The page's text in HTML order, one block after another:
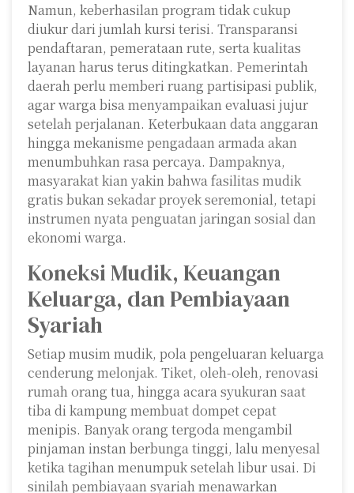
Namun, keberhasilan program tidak cukup
diukur dari jumlah kursi terisi. Transparansi
pendaftaran, pemerataan rute, serta kualitas
layanan harus terus ditingkatkan. Pemerintah
daerah perlu memberi ruang partisipasi publik,
agar warga bisa menyampaikan evaluasi jujur
setelah perjalanan. Keterbukaan data anggaran
hingga mekanisme pengadaan armada akan
menumbuhkan rasa percaya. Dampaknya,
masyarakat kian yakin bahwa fasilitas mudik
gratis bukan sekadar proyek seremonial, tetapi
instrumen nyata penguatan jaringan sosial dan
ekonomi warga.
Koneksi Mudik, Keuangan
Keluarga, dan Pembiayaan
Syariah
Setiap musim mudik, pola pengeluaran keluarga
cenderung melonjak. Tiket, oleh-oleh, renovasi
rumah orang tua, hingga acara syukuran saat
tiba di kampung membuat dompet cepat
menipis. Banyak orang tergoda mengambil
pinjaman instan berbunga tinggi, lalu menyesal
ketika tagihan menumpuk setelah libur usai. Di
sinilah pembiayaan syariah menawarkan